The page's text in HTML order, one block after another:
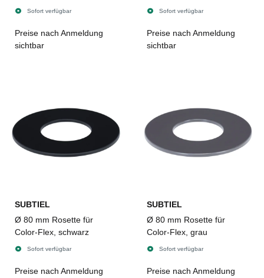
Sofort verfügbar
Preise nach Anmeldung
sichtbar
Sofort verfügbar
Preise nach Anmeldung
sichtbar
SUBTIEL
Ø 80 mm Rosette für
Color-Flex, schwarz
Sofort verfügbar
Preise nach Anmeldung
SUBTIEL
Ø 80 mm Rosette für
Color-Flex, grau
Sofort verfügbar
Preise nach Anmeldung